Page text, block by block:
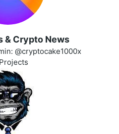
& Crypto News
@cryptocake1000x